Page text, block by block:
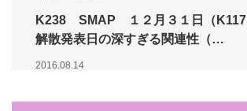
K238 SMAP １２月３１日（K117
解散発表日の深すぎる関連性（…
2016.08.14